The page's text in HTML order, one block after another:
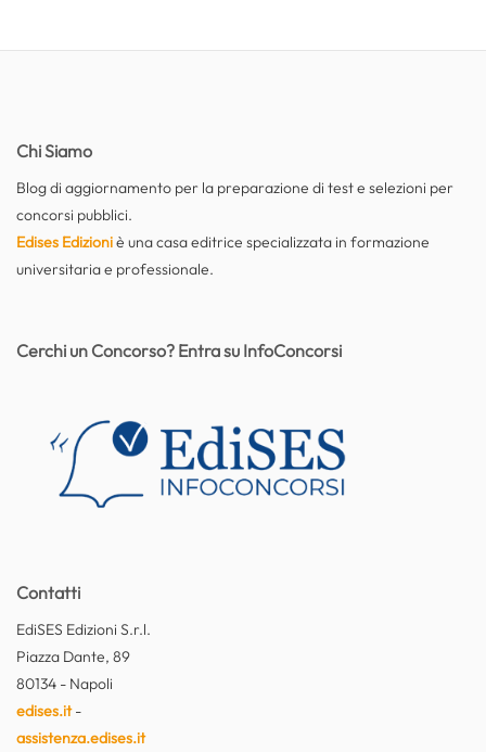
Chi Siamo
Blog di aggiornamento per la preparazione di test e selezioni per
concorsi pubblici.
Edises Edizioniè una casa editrice specializzata in formazione
universitaria e professionale.
Contatti
EdiSES Edizioni S.r.l.
Piazza Dante, 89
80134 - Napoli
edises.it-
assistenza.edises.it
Cerchi un Concorso? Entra su InfoConcorsi